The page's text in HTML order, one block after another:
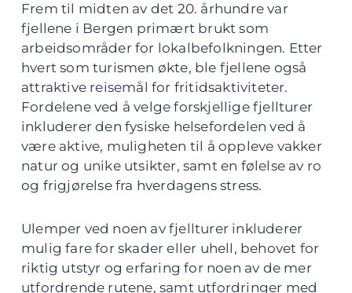
Frem til midten av det 20. århundre var
fjellene i Bergen primært brukt som
arbeidsområder for lokalbefolkningen. Etter
hvert som turismen økte, ble fjellene også
attraktive reisemål for fritidsaktiviteter.
Fordelene ved å velge forskjellige fjellturer
inkluderer den fysiske helsefordelen ved å
være aktive, muligheten til å oppleve vakker
natur og unike utsikter, samt en følelse av ro
og frigjørelse fra hverdagens stress.
Ulemper ved noen av fjellturer inkluderer
mulig fare for skader eller uhell, behovet for
riktig utstyr og erfaring for noen av de mer
utfordrende rutene, samt utfordringer med